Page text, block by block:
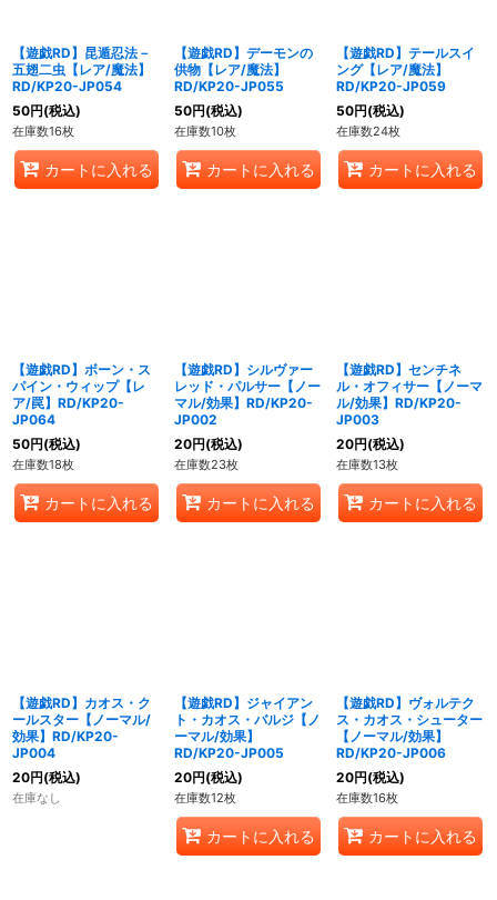
【遊戯RD】昆遁忍法－
五翅二虫【レア/魔法】
RD/KP20-JP054
50円(税込)
在庫数16枚
カートに入れる
【遊戯RD】デーモンの
供物【レア/魔法】
RD/KP20-JP055
50円(税込)
在庫数10枚
カートに入れる
【遊戯RD】テールスイ
ング【レア/魔法】
RD/KP20-JP059
50円(税込)
在庫数24枚
カートに入れる
【遊戯RD】ボーン・ス
パイン・ウィップ【レ
ア/罠】RD/KP20-
JP064
50円(税込)
在庫数18枚
カートに入れる
【遊戯RD】シルヴァー
レッド・パルサー【ノー
マル/効果】RD/KP20-
JP002
20円(税込)
在庫数23枚
カートに入れる
【遊戯RD】センチネ
ル・オフィサー【ノーマ
ル/効果】RD/KP20-
JP003
20円(税込)
在庫数13枚
カートに入れる
【遊戯RD】カオス・ク
ールスター【ノーマル/
効果】RD/KP20-
JP004
20円(税込)
在庫なし
【遊戯RD】ジャイアン
ト・カオス・バルジ【ノ
ーマル/効果】
RD/KP20-JP005
20円(税込)
在庫数12枚
カートに入れる
【遊戯RD】ヴォルテク
ス・カオス・シューター
【ノーマル/効果】
RD/KP20-JP006
20円(税込)
在庫数16枚
カートに入れる